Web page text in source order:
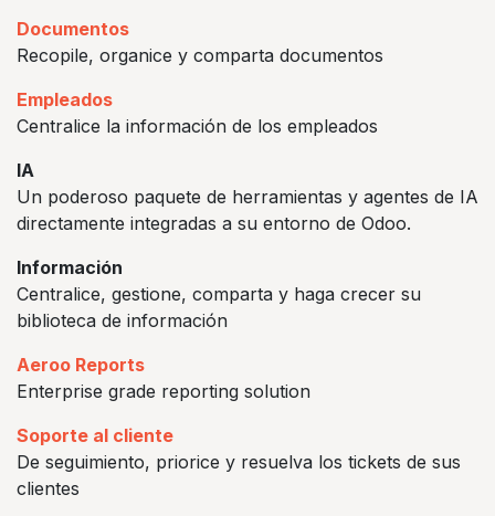
Documentos
Recopile, organice y comparta documentos
Empleados
Centralice la información de los empleados
IA
Un poderoso paquete de herramientas y agentes de IA
directamente integradas a su entorno de Odoo.
Información
Centralice, gestione, comparta y haga crecer su
biblioteca de información
Aeroo Reports
Enterprise grade reporting solution
Soporte al cliente
De seguimiento, priorice y resuelva los tickets de sus
clientes